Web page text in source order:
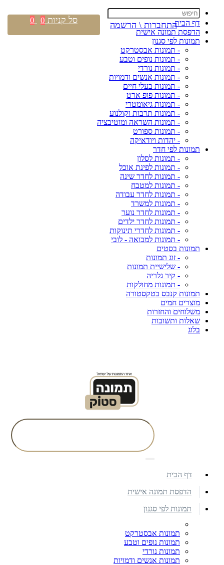
דף הבית
הדפסת תמונה אישית
תמונות לפי סגנון
- תמונות אבסטרקט
- תמונות נופים וטבע
- תמונות נורדי
- תמונות אנשים ודמויות
- תמונות בעלי חיים
- תמונות פופ ארט
- תמונות גיאומטרי
- תמונות תרבות וקולנוע
- תמונות השראה ומוטיבציה
- תמונות ספורט
- יהדות ויודאיקה
תמונות לפי חדר
- תמונות לסלון
- תמונות לפינת אוכל
- תמונות לחדר שינה
- תמונות למטבח
- תמונות לחדר עבודה
- תמונות למשרד
- תמונות לחדר נוער
- תמונות לחדר ילדים
- תמונות לחדרי תינוקות
- תמונות למבואה - לובי
תמונות בסטים
- זוג תמונות
- שלישיית תמונות
- קיר גלריה
- תמונות מחולקות
תמונות קנבס בטקסטורה
מוצרים חמים
משלוחים והחזרות
שאלות ותשובות
בלוג
התחברות \ הרשמה סל קניות 0
0
דף הבית
הדפסת תמונה אישית
תמונות לפי סגנון
תמונות אבסטרקט
תמונות נופים וטבע
תמונות נורדי
תמונות אנשים ודמויות